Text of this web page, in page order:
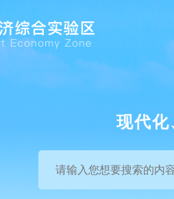
现代化